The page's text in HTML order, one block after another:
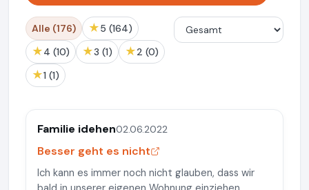
Alle (176) ★ 5 (164)
★ 4 (10) ★ 3 (1) ★ 2 (0)
★ 1 (1)
Familie idehen02.06.2022
Besser geht es nicht
Ich kann es immer noch nicht glauben, dass wir